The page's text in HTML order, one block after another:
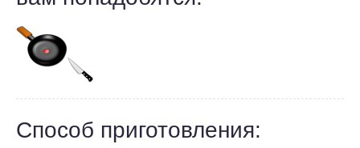
Способ приготовления: